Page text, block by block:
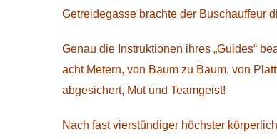
Getreidegasse brachte der Buschauffeur
Genau die Instruktionen ihres „Guides“
acht Metern, von Baum zu Baum, von
abgesichert, Mut und Teamgeist!
Nach fast vierstündiger höchster